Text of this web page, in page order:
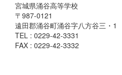
宮城県涌谷高等学校
〒987-0121
遠田郡涌谷町涌谷字八方谷三・1
TEL : 0229-42-3331
FAX : 0229-42-3332